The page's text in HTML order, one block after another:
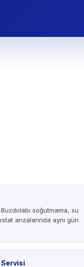
soğutmama, su
arızalarında aynı gün
Servisi